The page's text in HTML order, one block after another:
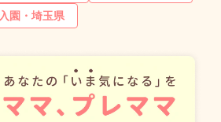
入園・埼玉県